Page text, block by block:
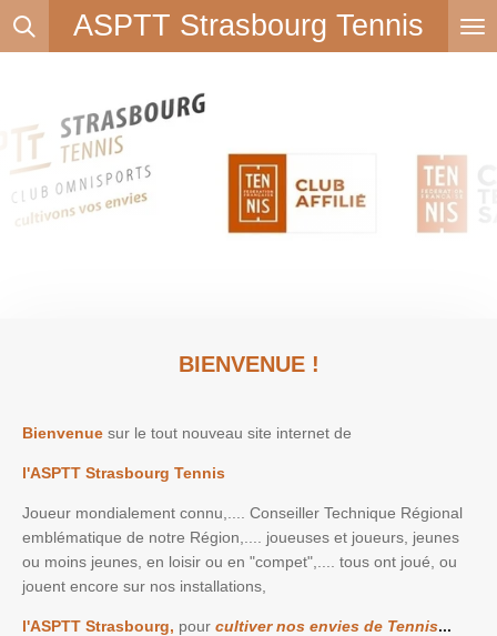
Passer
ASPTT Strasbourg Tennis
BIENVENUE !
Bienvenue sur le tout nouveau site internet de
l'ASPTT Strasbourg Tennis
Joueur mondialement connu,.... Conseiller Technique Régional
emblématique de notre Région,.... joueuses et joueurs, jeunes
ou moins jeunes, en loisir ou en "compet",.... tous ont joué, ou
jouent encore sur nos installations,
l'ASPTT Strasbourg, pour cultiver nos envies de Tennis...